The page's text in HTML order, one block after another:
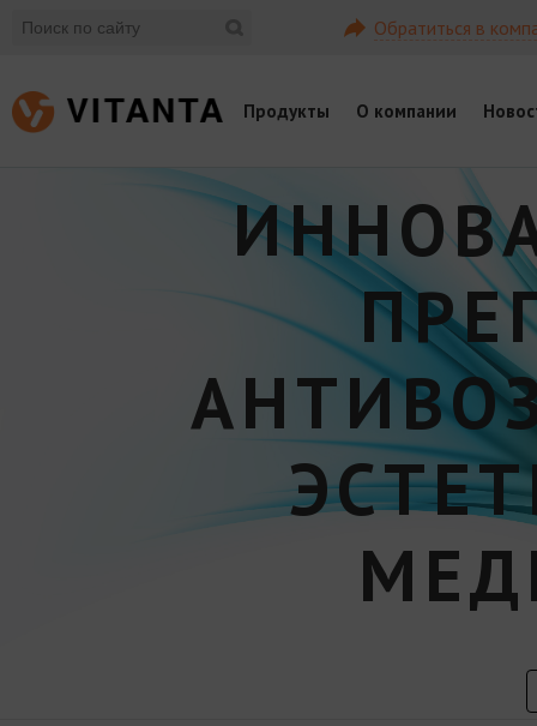
Обратиться в
Продукты О компании